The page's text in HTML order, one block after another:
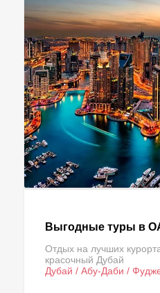
Выгодные туры в
Отдых на лучших
красочный Дубай
Дубай / Абу-Даби /